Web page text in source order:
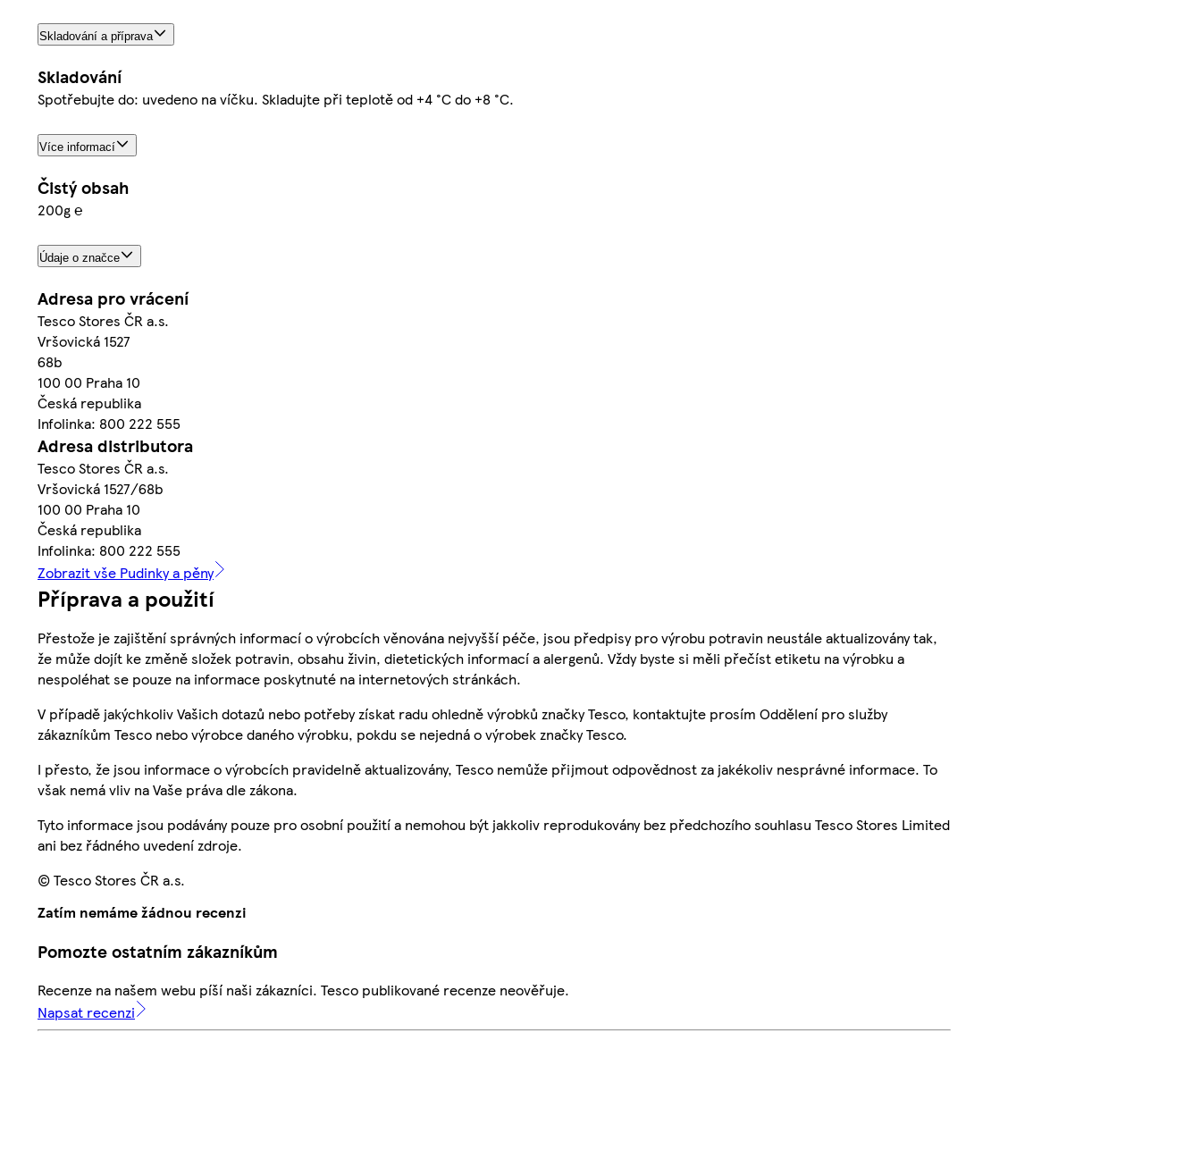
Skladování a příprava
Skladování
Spotřebujte do: uvedeno na víčku. Skladujte při teplotě od +4 °C do +8 °C.
Více informací
Čistý obsah
200g ℮
Údaje o značce
Adresa pro vrácení
Tesco Stores ČR a.s.
Vršovická 1527
68b
100 00 Praha 10
Česká republika
Infolinka: 800 222 555
Adresa distributora
Tesco Stores ČR a.s.
Vršovická 1527/68b
100 00 Praha 10
Česká republika
Infolinka: 800 222 555
Zobrazit vše Pudinky a pěny
Příprava a použití
Přestože je zajištění správných informací o výrobcích věnována nejvyšší péče, jsou předpisy pro výrobu potravin neustále aktualizovány tak,
že může dojít ke změně složek potravin, obsahu živin, dietetických informací a alergenů. Vždy byste si měli přečíst etiketu na výrobku a
nespoléhat se pouze na informace poskytnuté na internetových stránkách.
V případě jakýchkoliv Vašich dotazů nebo potřeby získat radu ohledně výrobků značky Tesco, kontaktujte prosím Oddělení pro služby
zákazníkům Tesco nebo výrobce daného výrobku, pokdu se nejedná o výrobek značky Tesco.
I přesto, že jsou informace o výrobcích pravidelně aktualizovány, Tesco nemůže přijmout odpovědnost za jakékoliv nesprávné informace. To
však nemá vliv na Vaše práva dle zákona.
Tyto informace jsou podávány pouze pro osobní použití a nemohou být jakkoliv reprodukovány bez předchozího souhlasu Tesco Stores Limited
ani bez řádného uvedení zdroje.
© Tesco Stores ČR a.s.
Zatím nemáme žádnou recenzi
Pomozte ostatním zákazníkům
Recenze na našem webu píší naši zákazníci. Tesco publikované recenze neověřuje.
Napsat recenzi